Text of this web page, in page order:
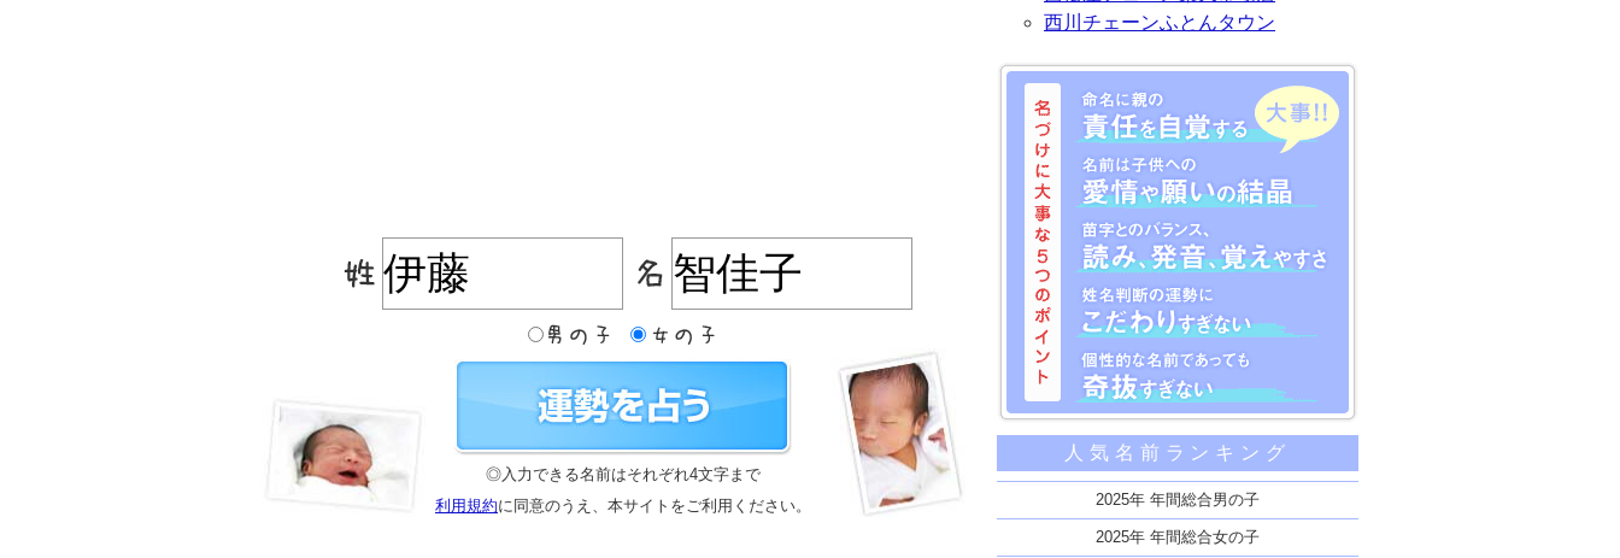
◎入力できる名前はそれぞれ4文字まで
利用規約に同意のうえ、本サイトをご利用ください。
西川チェーンふとんタウン
名づけに大事な5つのポイント
命名に親の責任を自覚する
名前は子供への愛情や願いの結晶
苗字とのバランス、読み、発音、覚えやすさ
姓名判断の運勢にこだわりすぎない
人気名前ランキング
2025年 年間総合男の子
2025年 年間総合女の子